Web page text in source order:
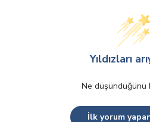
Yıldızları
Ne düşündüğünü
İlk yorum